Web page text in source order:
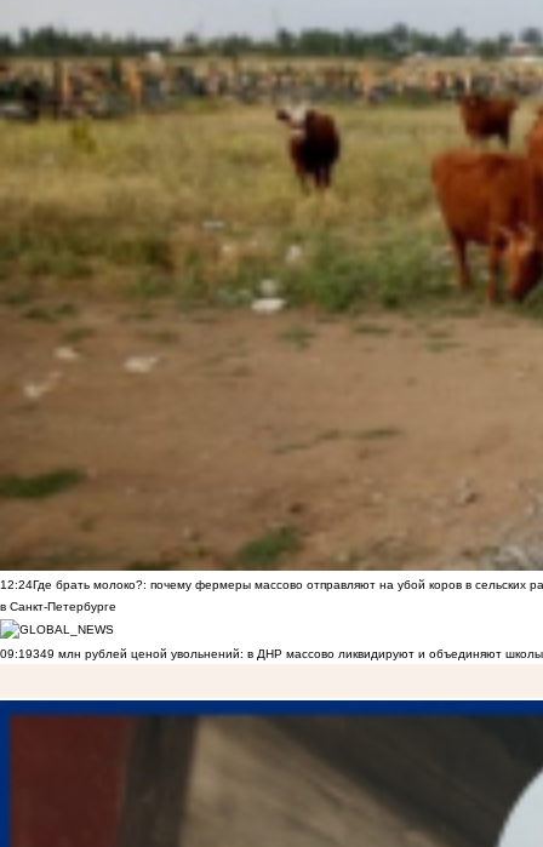
12:24Где брать молоко?: почему фермеры массово отправляют на убой коров в сельских
в Санкт-Петербурге
09:19349 млн рублей ценой увольнений: в ДНР массово ликвидируют и объединяют